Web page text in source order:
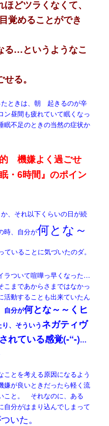
ツラくなくて、
覚めることができ
…というようなこ
る。
たときは、朝 起きるのが辛
ン昼間も疲れていて眠くなっ
不足のときの当然の症状か
的 機嫌よく過ごせ
・6時間』のポイン
、それ以下くらいの日が続
時、自分が何とな～
ていることに気づいたのダ。
ラついて喧嘩っ早くなった…
まであからさまではなかっ
動することも出来ていたん
自分が何とな～～くヒ
、そういうネガティヴ
れている感覚(-“-)…
とを考える原因になるよう
嫌が良いときだったら軽く流
こと。 それなのに、ある
自分がはまり込んでしまって
いた。